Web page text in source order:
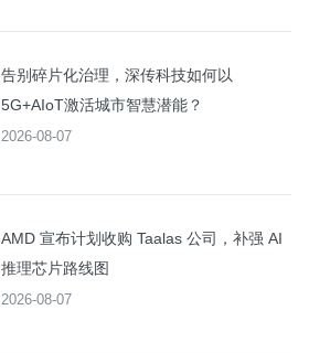
告别碎片化治理，深传科技如何以
5G+AIoT激活城市智慧潜能？
2026-08-07
AMD 宣布计划收购 Taalas 公司，补强 AI
推理芯片路线图
2026-08-07